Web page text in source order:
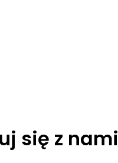
się z nami